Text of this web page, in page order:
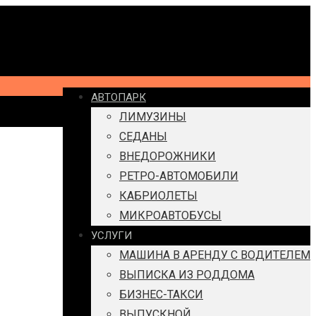
АВТОПАРК
ЛИМУЗИНЫ
СЕДАНЫ
ВНЕДОРОЖНИКИ
РЕТРО-АВТОМОБИЛИ
КАБРИОЛЕТЫ
МИКРОАВТОБУСЫ
УСЛУГИ
МАШИНА В АРЕНДУ С ВОДИТЕЛЕМ
ВЫПИСКА ИЗ РОДДОМА
БИЗНЕС-ТАКСИ